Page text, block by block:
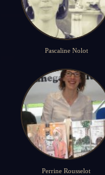
Pascaline Nolot
Perrine Rousselot